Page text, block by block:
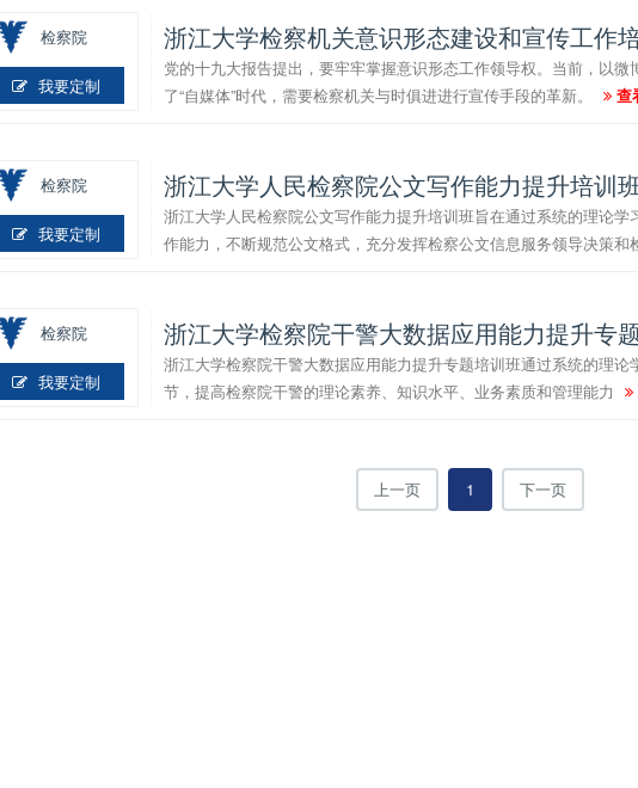
检察院
我要定制
浙江大学检察机关意识形态建设和宣传工作
党的十九大报告提出，要牢牢掌握意识形态工作领导权。当前，以
了“自媒体”时代，需要检察机关与时俱进进行宣传手段的革新。
查
检察院
我要定制
浙江大学人民检察院公文写作能力提升培训
浙江大学人民检察院公文写作能力提升培训班旨在通过系统的理论学
作能力，不断规范公文格式，充分发挥检察公文信息服务领导决策和
检察院
我要定制
浙江大学检察院干警大数据应用能力提升专
浙江大学检察院干警大数据应用能力提升专题培训班通过系统的理
节，提高检察院干警的理论素养、知识水平、业务素质和管理能力
上一页 1 下一页